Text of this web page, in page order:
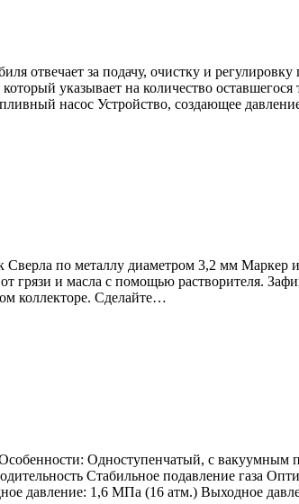
отвечает за подачу, очистку и
указывает на количество
насос Устройство, создающее
по металлу диаметром 3,2 мм Маркер
грязи и масла с помощью растворителя.
коллекторе. Сделайте…
Одноступенчатый, с
Стабильное подавление газа
давление: 1,6 МПа (16 атм.) Выходное